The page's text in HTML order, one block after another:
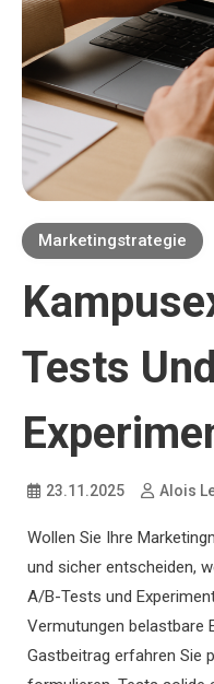
Marketingstrategie
Tests Und
23.11.2025 Alois
Wollen Sie Ihre
und sicher entscheiden,
A/B-Tests und
Vermutungen belastbare
Gastbeitrag erfahren Sie